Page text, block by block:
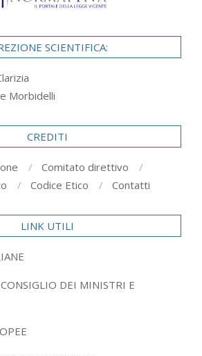
SCIENTIFICA:
Morbidelli
CREDITI
Comitato direttivo
Codice Etico Contatti
LINK UTILI
DEI MINISTRI E